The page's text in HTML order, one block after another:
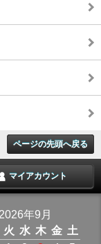
ページの先頭へ戻る
マイアカウント
2026年9月
火 水 木 金 土